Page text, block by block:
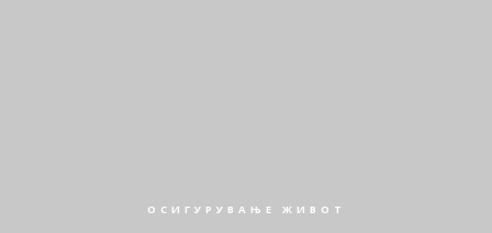
ОСИГУРУВАЊЕ ЖИВОТ